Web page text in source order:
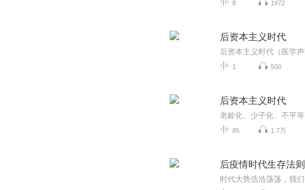
8 1972
后资本主义时代
1 500
后资本主义时代
85 1.7万
后疫情时代生存法则